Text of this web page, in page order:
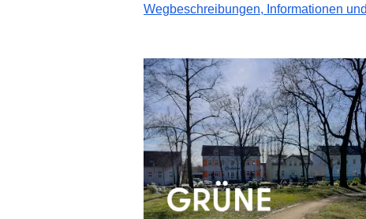
Wegbeschreibungen, Informationen